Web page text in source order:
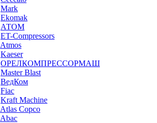
Mark
Ekomak
АТОМ
ET-Compressors
Atmos
Kaeser
ОРЕЛКОМПРЕССОРМАШ
Master Blast
ВедКом
Fiac
Kraft Machine
Atlas Copco
Abac